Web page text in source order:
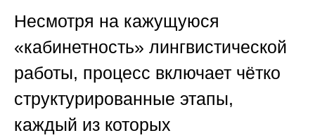
Несмотря на кажущуюся
«кабинетность» лингвистической
работы, процесс включает чётко
структурированные этапы,
каждый из которых